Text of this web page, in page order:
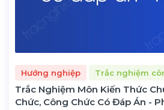
Hướng nghiệp Trắc nghiệm
Trắc Nghiệm Môn Kiến Thức
Chức, Công Chức Có Đáp Án -